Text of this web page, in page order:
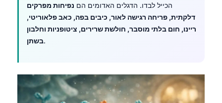
הכייל לבדו. הדגלים האדומים הם נפיחות מפרקים
דלקתית, פריחה רגישה לאור, כיבים בפה, כאב פלאוריטי,
ריינו, חום בלתי מוסבר, חולשת שרירים, ציטופניות וחלבון
בשתן.
Кыргызча
Татар теле
Frysk
Ślōnskŏ gŏdka